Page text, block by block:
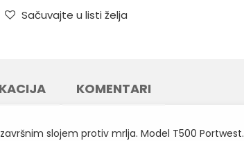
Sačuvajte u listi želja
KOMENTARI
slojem protiv mrlja. Model T500 Portwest.